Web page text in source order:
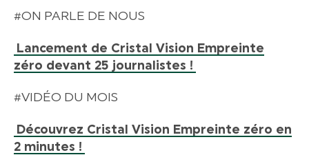
#ON PARLE DE NOUS
Lancement de Cristal Vision Empreinte
zéro devant 25 journalistes !
#VIDÉO DU MOIS
Découvrez Cristal Vision Empreinte zéro en
2 minutes !